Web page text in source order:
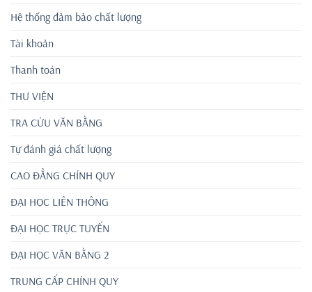
Hệ thống đảm bảo chất lượng
Tài khoản
Thanh toán
THƯ VIỆN
TRA CỨU VĂN BẰNG
Tự đánh giá chất lượng
CAO ĐẲNG CHÍNH QUY
ĐẠI HỌC LIÊN THÔNG
ĐẠI HỌC TRỰC TUYẾN
ĐẠI HỌC VĂN BẰNG 2
TRUNG CẤP CHÍNH QUY